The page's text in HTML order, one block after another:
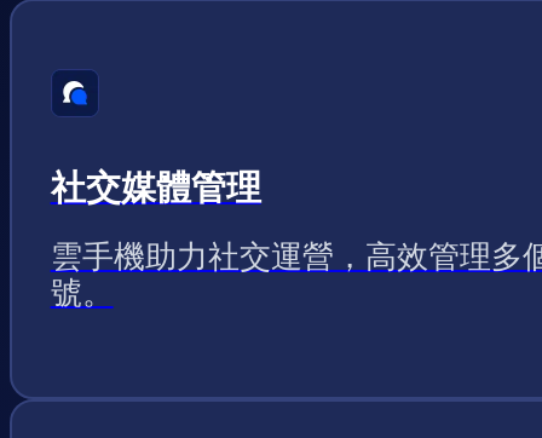
社交媒體管理
雲手機助力社交運營，高效管理多
號。